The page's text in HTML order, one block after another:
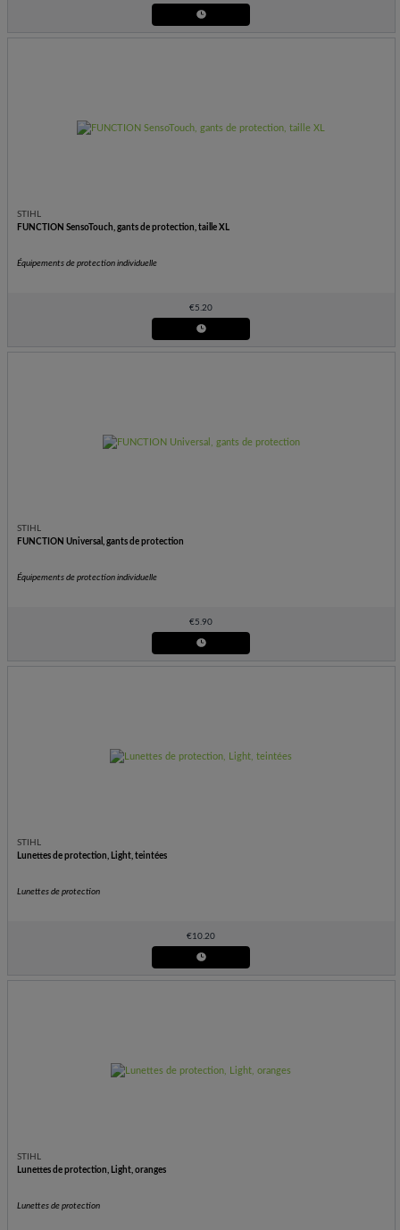
STIHL
FUNCTION SensoTouch, gants de protection, taille XL
Équipements de protection individuelle
€5.20
STIHL
FUNCTION Universal, gants de protection
Équipements de protection individuelle
€5.90
STIHL
Lunettes de protection, Light, teintées
Lunettes de protection
€10.20
STIHL
Lunettes de protection, Light, oranges
Lunettes de protection